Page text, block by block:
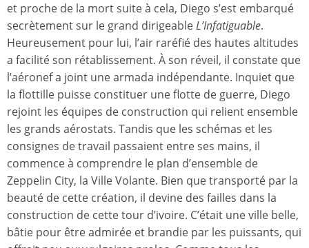
et proche de la mort suite à cela, Diego s’est embarqué
secrètement sur le grand dirigeableL’Infatiguable.
Heureusement pour lui, l’air raréfié des hautes altitudes
a facilité son rétablissement. À son réveil, il constate que
l’aéronef a joint une armada indépendante. Inquiet que
la flottille puisse constituer une flotte de guerre, Diego
rejoint les équipes de construction qui relient ensemble
les grands aérostats. Tandis que les schémas et les
consignes de travail passaient entre ses mains, il
commence à comprendre le plan d’ensemble de
Zeppelin City, la Ville Volante. Bien que transporté par la
beauté de cette création, il devine des failles dans la
construction de cette tour d’ivoire. C’était une ville belle,
bâtie pour être admirée et brandie par les puissants, qui